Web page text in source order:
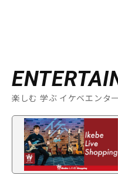
楽しむ 学ぶ イケベエンタ